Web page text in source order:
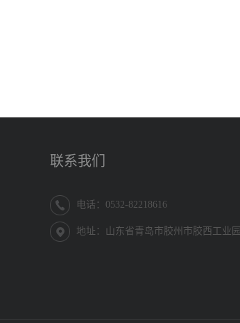
联系我们
电话：0532-82218616
地址：山东省青岛市胶州市胶西工业园